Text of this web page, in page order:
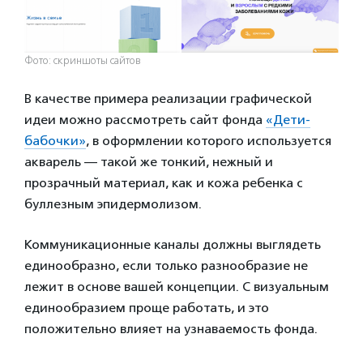
Фото: скриншоты сайтов
В качестве примера реализации графической
идеи можно рассмотреть сайт фонда «Дети-
бабочки», в оформлении которого используется
акварель — такой же тонкий, нежный и
прозрачный материал, как и кожа ребенка с
буллезным эпидермолизом.
Коммуникационные каналы должны выглядеть
единообразно, если только разнообразие не
лежит в основе вашей концепции. С визуальным
единообразием проще работать, и это
положительно влияет на узнаваемость фонда.